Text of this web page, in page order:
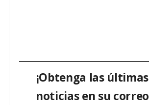
¡Obtenga las últimas
noticias en su correo